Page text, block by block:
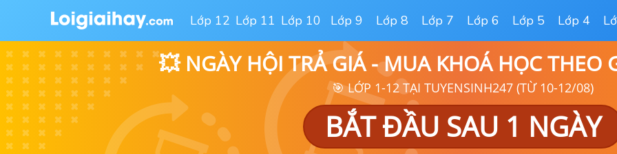
Lớp 12 Lớp 11 Lớp 10 Lớp 9 Lớp 8 Lớp 7 Lớp 6 Lớp 5 Lớp 4
💥 NGÀY HỘI TRẢ GIÁ - MUA KHOÁ HỌC THEO
🎯 LỚP 1-12 TẠI TUYENSINH247 (TỪ 10-12/08)
BẮT ĐẦU SAU 1 NGÀY
Tìm hiểu yếu tố biểu cảm trong
văn nghị luận
Tuần 27
Đi bộ ngao du
Hội thoại (tiếp theo)